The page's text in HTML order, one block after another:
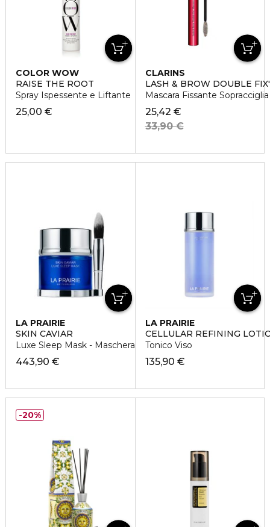
COLOR WOW
RAISE THE ROOT
Spray Ispessente e Liftante
25,00 €
CLARINS
LASH & BROW DOUBLE
Mascara Fissante Sopracciglia
25,42 €
33,90 €
LA PRAIRIE
SKIN CAVIAR
Luxe Sleep Mask - Maschera Notte
443,90 €
LA PRAIRIE
CELLULAR REFINING
Tonico Viso
135,90 €
20%